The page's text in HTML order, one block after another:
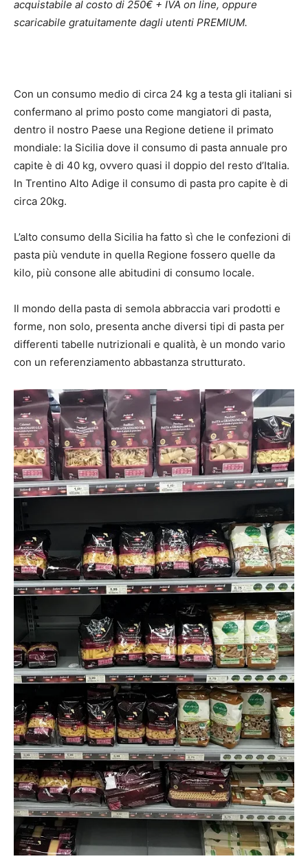
acquistabile al costo di 250€ + IVA on line, oppure
scaricabile gratuitamente dagli utenti PREMIUM.
Con un consumo medio di circa 24 kg a testa gli italiani si
confermano al primo posto come mangiatori di pasta,
dentro il nostro Paese una Regione detiene il primato
mondiale: la Sicilia dove il consumo di pasta annuale pro
capite è di 40 kg, ovvero quasi il doppio del resto d’Italia.
In Trentino Alto Adige il consumo di pasta pro capite è di
circa 20kg.
L’alto consumo della Sicilia ha fatto sì che le confezioni di
pasta più vendute in quella Regione fossero quelle da
kilo, più consone alle abitudini di consumo locale.
Il mondo della pasta di semola abbraccia vari prodotti e
forme, non solo, presenta anche diversi tipi di pasta per
differenti tabelle nutrizionali e qualità, è un mondo vario
con un referenziamento abbastanza strutturato.